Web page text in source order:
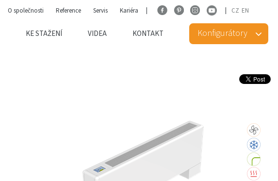
CZ EN
O společnosti Reference Servis Kariéra
KE STAŽENÍ VIDEA KONTAKT Konfigurátory